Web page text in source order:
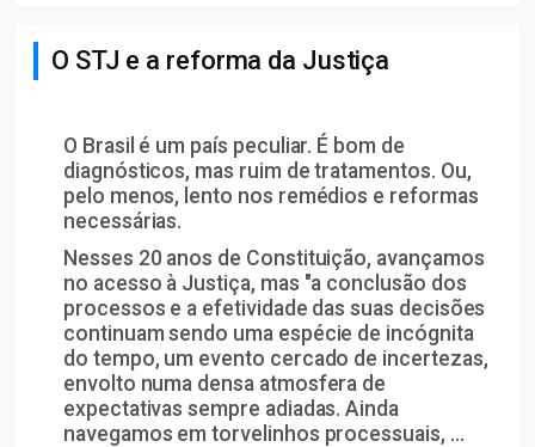
O STJ e a reforma da Justiça
O Brasil é um país peculiar. É bom de
diagnósticos, mas ruim de tratamentos. Ou,
pelo menos, lento nos remédios e reformas
necessárias.
Nesses 20 anos de Constituição, avançamos
no acesso à Justiça, mas "a conclusão dos
processos e a efetividade das suas decisões
continuam sendo uma espécie de incógnita
do tempo, um evento cercado de incertezas,
envolto numa densa atmosfera de
expectativas sempre adiadas. Ainda
navegamos em torvelinhos processuais, ...